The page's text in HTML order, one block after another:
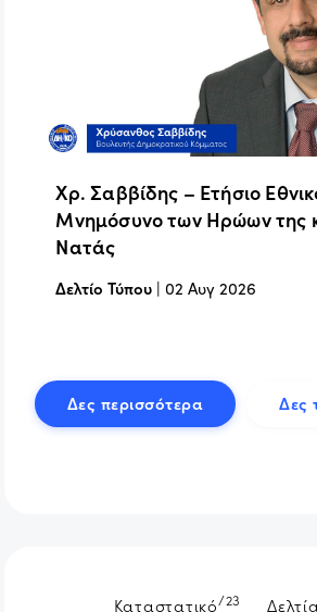
Χρ. Σαββίδης – Ετήσιο
Μνημόσυνο των Ηρώων της
Νατάς
Δελτίο Τύπου |02 Αυγ 2026
Δες περισσότερα Δες
Καταστατικό/23